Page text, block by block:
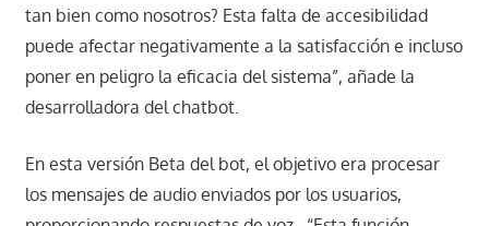
tan bien como nosotros? Esta falta de accesibilidad
puede afectar negativamente a la satisfacción e incluso
poner en peligro la eficacia del sistema”, añade la
desarrolladora del chatbot.
En esta versión Beta del bot, el objetivo era procesar
los mensajes de audio enviados por los usuarios,